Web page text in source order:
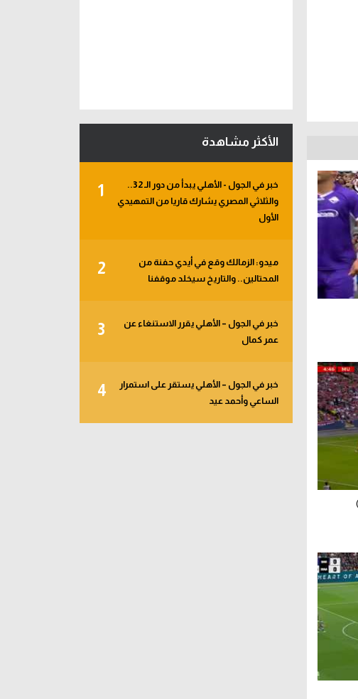
الأكثر مشاهدة
1
خبر في الجول - الأهلي يبدأ من دور الـ 32..
والثلاثي المصري يشارك قاريا من التمهيدي
الأول
2
ميدو: الزمالك وقع في أيدي حفنة من
المحتالين.. والتاريخ سيخلد موقفنا
3
خبر في الجول – الأهلي يقرر الاستنغاء عن
عمر كمال
4
خبر في الجول – الأهلي يستقر على استمرار
الساعي وأحمد عيد